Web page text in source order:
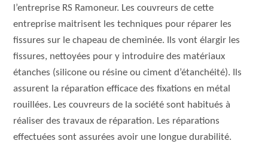
l’entreprise RS Ramoneur. Les couvreurs de cette
entreprise maitrisent les techniques pour réparer les
fissures sur le chapeau de cheminée. Ils vont élargir les
fissures, nettoyées pour y introduire des matériaux
étanches (silicone ou résine ou ciment d’étanchéité). Ils
assurent la réparation efficace des fixations en métal
rouillées. Les couvreurs de la société sont habitués à
réaliser des travaux de réparation. Les réparations
effectuées sont assurées avoir une longue durabilité.